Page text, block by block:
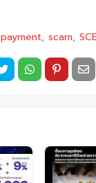
payment scam